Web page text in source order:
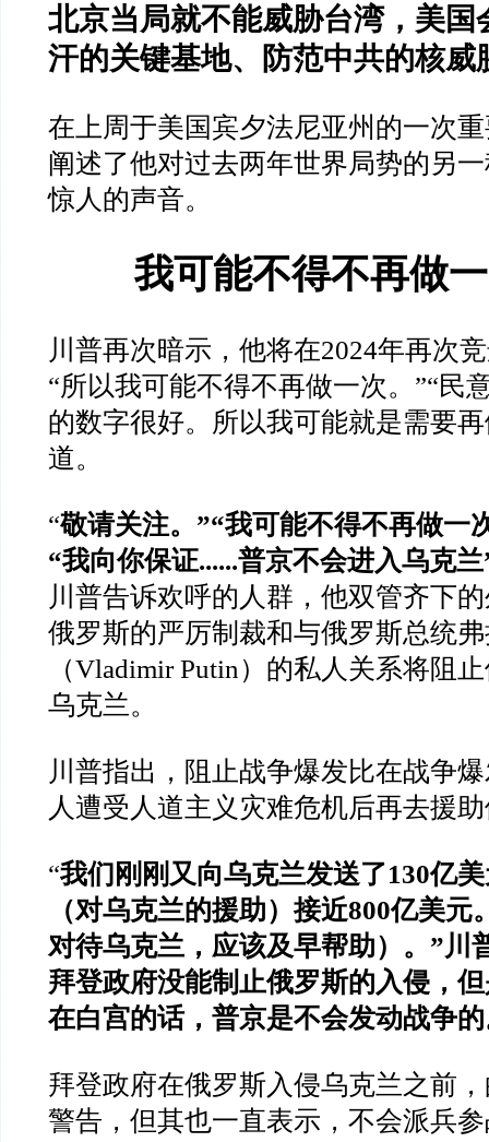
北京当局就不能威胁台湾，美国
汗的关键基地、防范中共的核威
在上周于美国宾夕法尼亚州的一次
阐述了他对过去两年世界局势的另
惊人的声音。
我可能不得不再做
川普再次暗示，他将在2024年再次
“所以我可能不得不再做一次。 ”“民
的数字很好。所以我可能就是需要
道。
“敬请关注。 ”“我可能不得不再做一
“我向你保证......普京不会进入乌克兰
川普告诉欢呼的人群，他双管齐下
俄罗斯的严厉制裁和与俄罗斯总统
（Vladimir Putin ）的私人关系将阻
乌克兰。
川普指出，阻止战争爆发比在战争
人遭受人道主义灾难危机后再去援
“我们刚刚又向乌克兰发送了130亿
（对乌克兰的援助）接近800亿美元
对待乌克兰，应该及早帮助）。 ”川
拜登政府没能制止俄罗斯的入侵，
在白宫的话，普京是不会发动战争
拜登政府在俄罗斯入侵乌克兰之前
警告，但其也一直表示，不会派兵